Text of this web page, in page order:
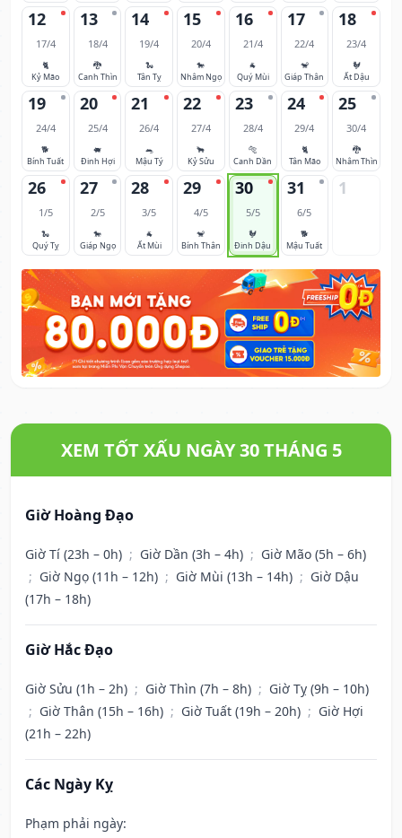
12
17/4
🐈
Kỷ Mão
13
18/4
🐉
Canh Thìn
14
19/4
🐍
Tân Tỵ
15
20/4
🐎
Nhâm Ngọ
16
21/4
🐐
Quý Mùi
17
22/4
🐒
Giáp Thân
18
23/4
🐓
Ất Dậu
19
24/4
🐕
Bính Tuất
20
25/4
🐖
Đinh Hợi
21
26/4
🐀
Mậu Tý
22
27/4
🐂
Kỷ Sửu
23
28/4
🐅
Canh Dần
24
29/4
🐈
Tân Mão
25
30/4
🐉
Nhâm Thìn
26
1/5
🐍
Quý Tỵ
27
2/5
🐎
Giáp Ngọ
28
3/5
🐐
Ất Mùi
29
4/5
🐒
Bính Thân
30
5/5
🐓
Đinh Dậu
31
6/5
🐕
Mậu Tuất
1
XEM TỐT XẤU NGÀY 30 THÁNG 5
Giờ Hoàng Đạo
Giờ Tí (23h – 0h) ; Giờ Dần (3h – 4h) ; Giờ Mão (5h – 6h)
; Giờ Ngọ (11h – 12h) ; Giờ Mùi (13h – 14h) ; Giờ Dậu
(17h – 18h)
Giờ Hắc Đạo
Giờ Sửu (1h – 2h) ; Giờ Thìn (7h – 8h) ; Giờ Tỵ (9h – 10h)
; Giờ Thân (15h – 16h) ; Giờ Tuất (19h – 20h) ; Giờ Hợi
(21h – 22h)
Các Ngày Kỵ
Phạm phải ngày: